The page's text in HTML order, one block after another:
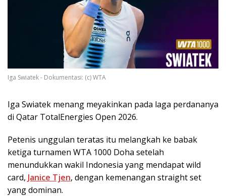
Iga Swiatek - Dokumentasi: (c) WTA
Iga Swiatek menang meyakinkan pada laga perdananya
di Qatar TotalEnergies Open 2026.
Petenis unggulan teratas itu melangkah ke babak
ketiga turnamen WTA 1000 Doha setelah
menundukkan wakil Indonesia yang mendapat wild
card, Janice Tjen, dengan kemenangan straight set
yang dominan.